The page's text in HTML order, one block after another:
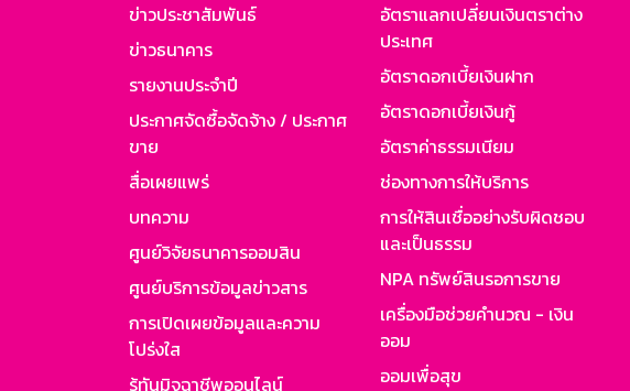
ข่าวประชาสัมพันธ์
ข่าวธนาคาร
รายงานประจำปี
ประกาศจัดซื้อจัดจ้าง / ประกาศ
ขาย
สื่อเผยแพร่
บทความ
ศูนย์วิจัยธนาคารออมสิน
ศูนย์บริการข้อมูลข่าวสาร
การเปิดเผยข้อมูลและความ
โปร่งใส
รู้ทันมิจฉาชีพออนไลน์
อัตราแลกเปลี่ยนเงินตราต่าง
ประเทศ
อัตราดอกเบี้ยเงินฝาก
อัตราดอกเบี้ยเงินกู้
อัตราค่าธรรมเนียม
ช่องทางการให้บริการ
การให้สินเชื่ออย่างรับผิดชอบ
และเป็นธรรม
NPA ทรัพย์สินรอการขาย
เครื่องมือช่วยคำนวณ - เงิน
ออม
ออมเพื่อสุข